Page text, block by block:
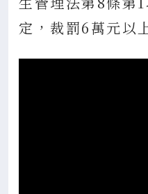
定，裁罰6萬元以